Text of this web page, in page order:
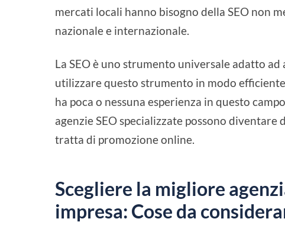
mercati locali hanno bisogno della SEO non
nazionale e internazionale.
La SEO è uno strumento universale adatto
utilizzare questo strumento in modo
ha poca o nessuna esperienza in questo
agenzie SEO specializzate possono
tratta di promozione online.
Scegliere la migliore
impresa: Cose da